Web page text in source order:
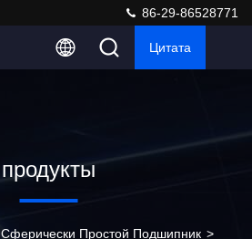
86-29-86528771
Цитата
продукты
Сферически Простой Подшипник >